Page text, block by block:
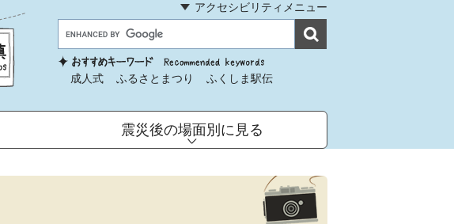
アクセシビリティメニュー
成人式 ふるさとまつり ふくしま駅伝
震災後の場面別に見る